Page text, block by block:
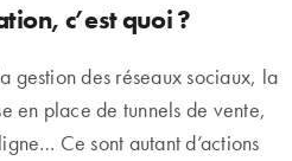
c’est quoi ?
gestion des réseaux sociaux, la
en place de tunnels de vente,
Ce sont autant d’actions